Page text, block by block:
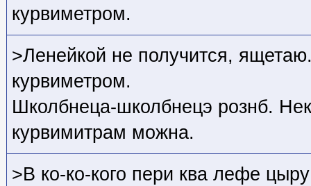
курвиметром.
>Ленейкой не получится,
курвиметром.
Школбнеца-школбнецэ рознб.
курвимитрам можна.
>В ко-ко-кого пери ква лефе